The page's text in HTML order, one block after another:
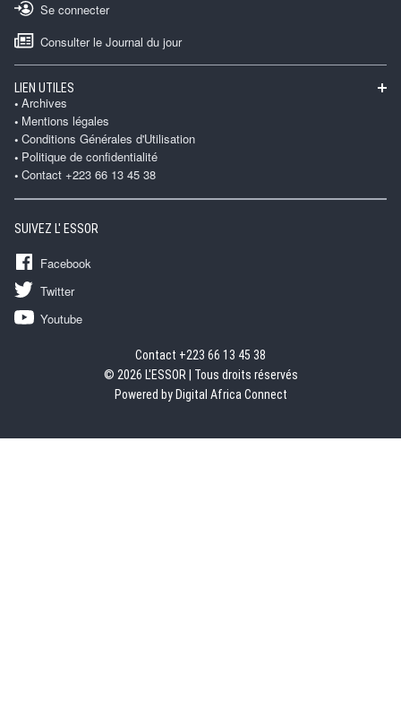
Se connecter
Consulter le Journal du jour
LIEN UTILES
Archives
Mentions légales
Conditions Générales d'Utilisation
Politique de confidentialité
Contact +223 66 13 45 38
SUIVEZ L' ESSOR
Facebook
Twitter
Youtube
Contact +223 66 13 45 38
© 2026 L'ESSOR | Tous droits réservés
Powered by Digital Africa Connect